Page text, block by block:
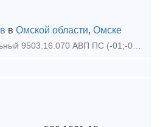
в Омской области, Омске
Клапан предохранительный 9503.16.070 АВП ПС (-01;-02;-03) производства ОАО "Азовмаш". Предназначен для установки на вагонах-цистернах, транспортирующих аммиак и сжиженные углеводород